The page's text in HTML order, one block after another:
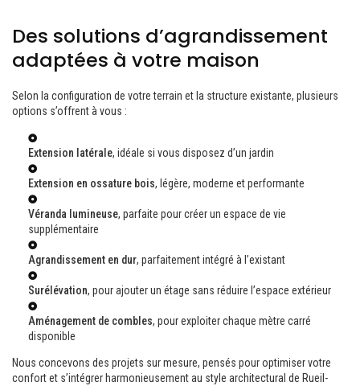
Des solutions d’agrandissement
adaptées à votre maison
Selon la configuration de votre terrain et la structure existante, plusieurs
options s’offrent à vous :
Extension latérale, idéale si vous disposez d’un jardin
Extension en ossature bois, légère, moderne et performante
Véranda lumineuse, parfaite pour créer un espace de vie
supplémentaire
Agrandissement en dur, parfaitement intégré à l’existant
Surélévation, pour ajouter un étage sans réduire l’espace extérieur
Aménagement de combles, pour exploiter chaque mètre carré
disponible
Nous concevons des projets sur mesure, pensés pour optimiser votre
confort et s’intégrer harmonieusement au style architectural de Rueil-